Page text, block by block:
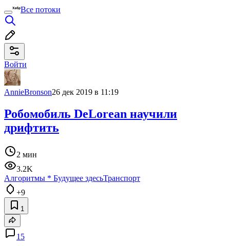
Все потоки
Войти
AnnieBronson26 дек 2019 в 11:19
Робомобиль DeLorean научили
дрифтить
2 мин
3.2K
Алгоритмы * Будущее здесьТранспорт
+9
1
15